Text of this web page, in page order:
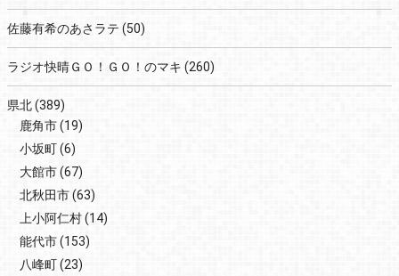
佐藤有希のあさラテ (50)
ラジオ快晴ＧＯ！ＧＯ！のマキ (260)
県北(389)
鹿角市(19)
小坂町(6)
大館市(67)
北秋田市(63)
上小阿仁村(14)
能代市(153)
八峰町(23)